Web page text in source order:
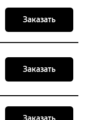
Заказать
Заказать